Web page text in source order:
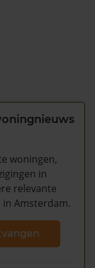
woningen,
in
relevante
Amsterdam.